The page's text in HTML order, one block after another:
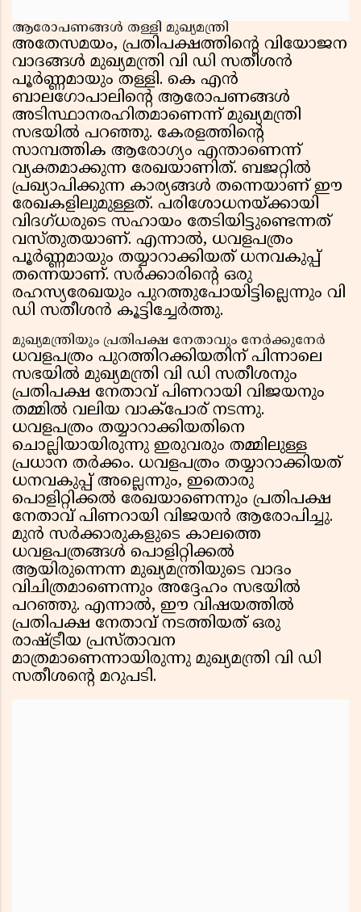
ആരോപണങ്ങൾ തള്ളി മുഖ്യമന്ത്രി
അതേസമയം, പ്രതിപക്ഷത്തിന്റെ വിയോജന
വാദങ്ങൾ മുഖ്യമന്ത്രി വി ഡി സതീശൻ
പൂർണ്ണമായും തള്ളി. കെ എൻ
ബാലഗോപാലിന്റെ ആരോപണങ്ങൾ
അടിസ്ഥാനരഹിതമാണെന്ന് മുഖ്യമന്ത്രി
സഭയിൽ പറഞ്ഞു. കേരളത്തിന്റെ
സാമ്പത്തിക ആരോഗ്യം എന്താണെന്ന്
വ്യക്തമാക്കുന്ന രേഖയാണിത്. ബജറ്റിൽ
പ്രഖ്യാപിക്കുന്ന കാര്യങ്ങൾ തന്നെയാണ് ഈ
രേഖകളിലുമുള്ളത്. പരിശോധനയ്ക്കായി
വിദഗ്ധരുടെ സഹായം തേടിയിട്ടുണ്ടെന്നത്
വസ്തുതയാണ്. എന്നാൽ, ധവളപത്രം
പൂർണ്ണമായും തയ്യാറാക്കിയത് ധനവകുപ്പ്
തന്നെയാണ്. സർക്കാരിന്റെ ഒരു
രഹസ്യരേഖയും പുറത്തുപോയിട്ടില്ലെന്നും വി
ഡി സതീശൻ കൂട്ടിച്ചേർത്തു.
മുഖ്യമന്ത്രിയും പ്രതിപക്ഷ നേതാവും നേർക്കുനേർ
ധവളപത്രം പുറത്തിറക്കിയതിന് പിന്നാലെ
സഭയിൽ മുഖ്യമന്ത്രി വി ഡി സതീശനും
പ്രതിപക്ഷ നേതാവ് പിണറായി വിജയനും
തമ്മിൽ വലിയ വാക്പോര് നടന്നു.
ധവളപത്രം തയ്യാറാക്കിയതിനെ
ചൊല്ലിയായിരുന്നു ഇരുവരും തമ്മിലുള്ള
പ്രധാന തർക്കം. ധവളപത്രം തയ്യാറാക്കിയത്
ധനവകുപ്പ് അല്ലെന്നും, ഇതൊരു
പൊളിറ്റിക്കൽ രേഖയാണെന്നും പ്രതിപക്ഷ
നേതാവ് പിണറായി വിജയൻ ആരോപിച്ചു.
മുൻ സർക്കാരുകളുടെ കാലത്തെ
ധവളപത്രങ്ങൾ പൊളിറ്റിക്കൽ
ആയിരുന്നെന്ന മുഖ്യമന്ത്രിയുടെ വാദം
വിചിത്രമാണെന്നും അദ്ദേഹം സഭയിൽ
പറഞ്ഞു. എന്നാൽ, ഈ വിഷയത്തിൽ
പ്രതിപക്ഷ നേതാവ് നടത്തിയത് ഒരു
രാഷ്ട്രീയ പ്രസ്താവന
മാത്രമാണെന്നായിരുന്നു മുഖ്യമന്ത്രി വി ഡി
സതീശന്റെ മറുപടി.